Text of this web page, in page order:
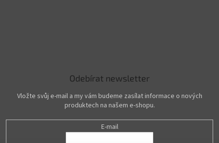
Odebírat newsletter
Vložte svůj e-mail a my vám budeme zasílat informace o nových
produktech na našem e-shopu.
E-mail